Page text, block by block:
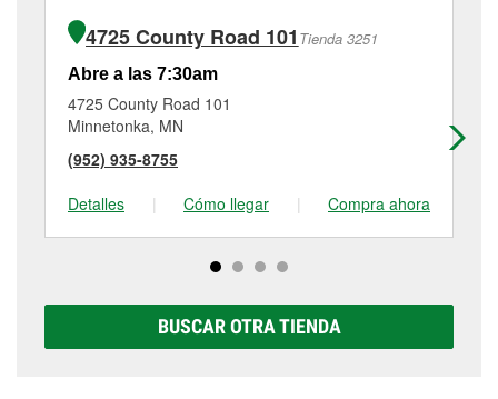
4725 County Road 101 Tienda 3251
Abre a las 7:30am
4725 County Road 101
Minnetonka, MN
(952) 935-8755
Detalles
| Cómo llegar | Compra ahora
BUSCAR OTRA TIENDA